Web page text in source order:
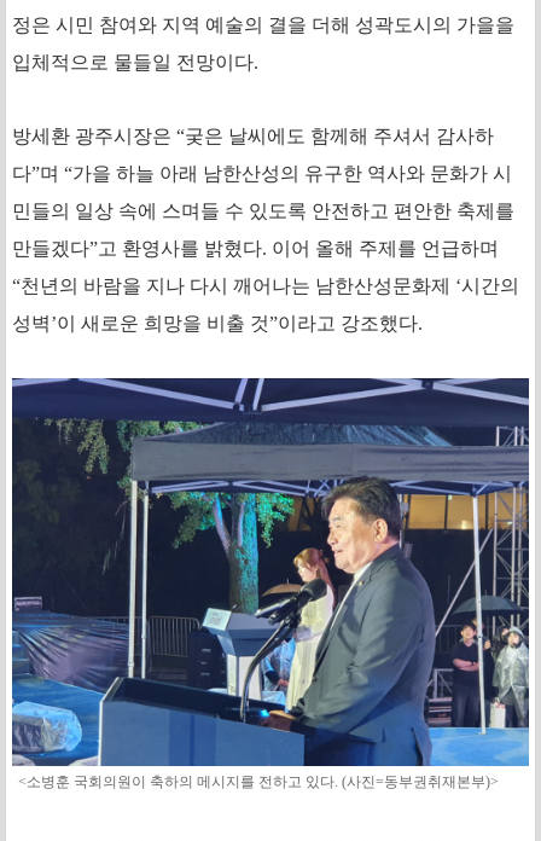
정은 시민 참여와 지역 예술의 결을 더해 성곽도시의 가을을
입체적으로 물들일 전망이다.
방세환 광주시장은 “궂은 날씨에도 함께해 주셔서 감사하
다”며 “가을 하늘 아래 남한산성의 유구한 역사와 문화가 시
민들의 일상 속에 스며들 수 있도록 안전하고 편안한 축제를
만들겠다”고 환영사를 밝혔다. 이어 올해 주제를 언급하며
“천년의 바람을 지나 다시 깨어나는 남한산성문화제 ‘시간의
성벽’이 새로운 희망을 비출 것”이라고 강조했다.
<소병훈 국회의원이 축하의 메시지를 전하고 있다. (사진=동부권취재본부)>